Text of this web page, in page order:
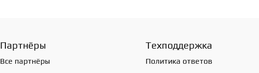
Партнёры
Все партнёры
Техподдержка
Политика ответов